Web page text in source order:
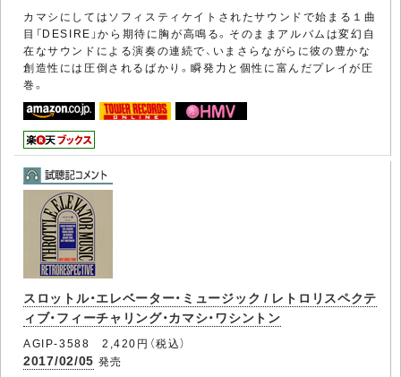
カマシにしてはソフィスティケイトされたサウンドで始まる１曲
目「DESIRE」から期待に胸が高鳴る。そのままアルバムは変幻自
在なサウンドによる演奏の連続で、いまさらながらに彼の豊かな
創造性には圧倒されるばかり。瞬発力と個性に富んだプレイが圧
巻。
スロットル・エレベーター・ミュージック / レトロリスペクテ
ィブ・フィーチャリング・カマシ・ワシントン
AGIP-3588 2,420円（税込）
2017/02/05 発売